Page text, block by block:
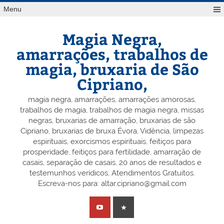
Skip
toMenu
Magia Negra,
amarrações, trabalhos de
magia, bruxaria de São
Cipriano,
magia negra, amarrações, amarrações amorosas,
trabalhos de magia, trabalhos de magia negra, missas
negras, bruxarias de amarração, bruxarias de são
Cipriano, bruxarias de bruxa Évora, Vidência, limpezas
espirituais, exorcismos espirituais, feitiços para
prosperidade, feitiços para fertilidade, amarração de
casais, separação de casais, 20 anos de resultados e
testemunhos verídicos, Atendimentos Gratuitos.
Escreva-nos para: altar.cipriano@gmail.com